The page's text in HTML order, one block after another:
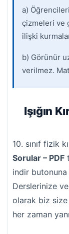
a)
çizmeleri ve
ilişki
b) Görünür
verilmez.
Işığın
10. sınıf fizik
Sorular – PDF
indir butonuna
Derslerinize ve
olarak biz size
her zaman